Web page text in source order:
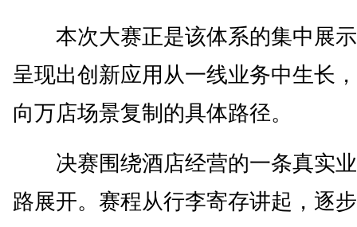
本次大赛正是该体系的集中展
呈现出创新应用从一线业务中生长
向万店场景复制的具体路径。
决赛围绕酒店经营的一条真实
路展开。赛程从行李寄存讲起，逐